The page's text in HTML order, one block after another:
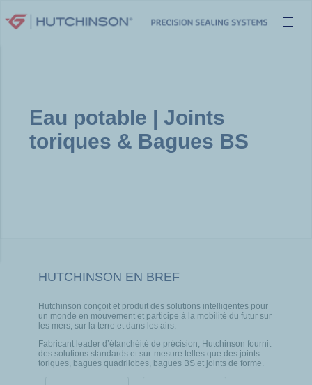
au
Eau potable | Joints
toriques & Bagues BS
HUTCHINSON EN BREF
Hutchinson conçoit et produit des solutions intelligentes pour
un monde en mouvement et participe à la mobilité du futur sur
les mers, sur la terre et dans les airs.
Fabricant leader d’étanchéité de précision, Hutchinson fournit
des solutions standards et sur-mesure telles que des joints
toriques, bagues quadrilobes, bagues BS et joints de forme.